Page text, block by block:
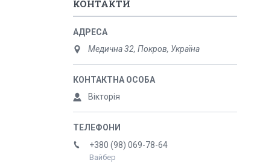
КОНТАКТИ
Медична 32, Покров, Україна
Вікторія
+380 (98) 069-78-64
Вайбер